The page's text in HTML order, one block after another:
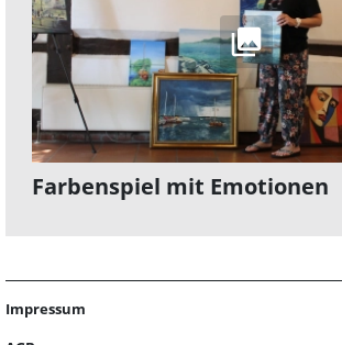
Farbenspiel mit Emotionen
Impressum